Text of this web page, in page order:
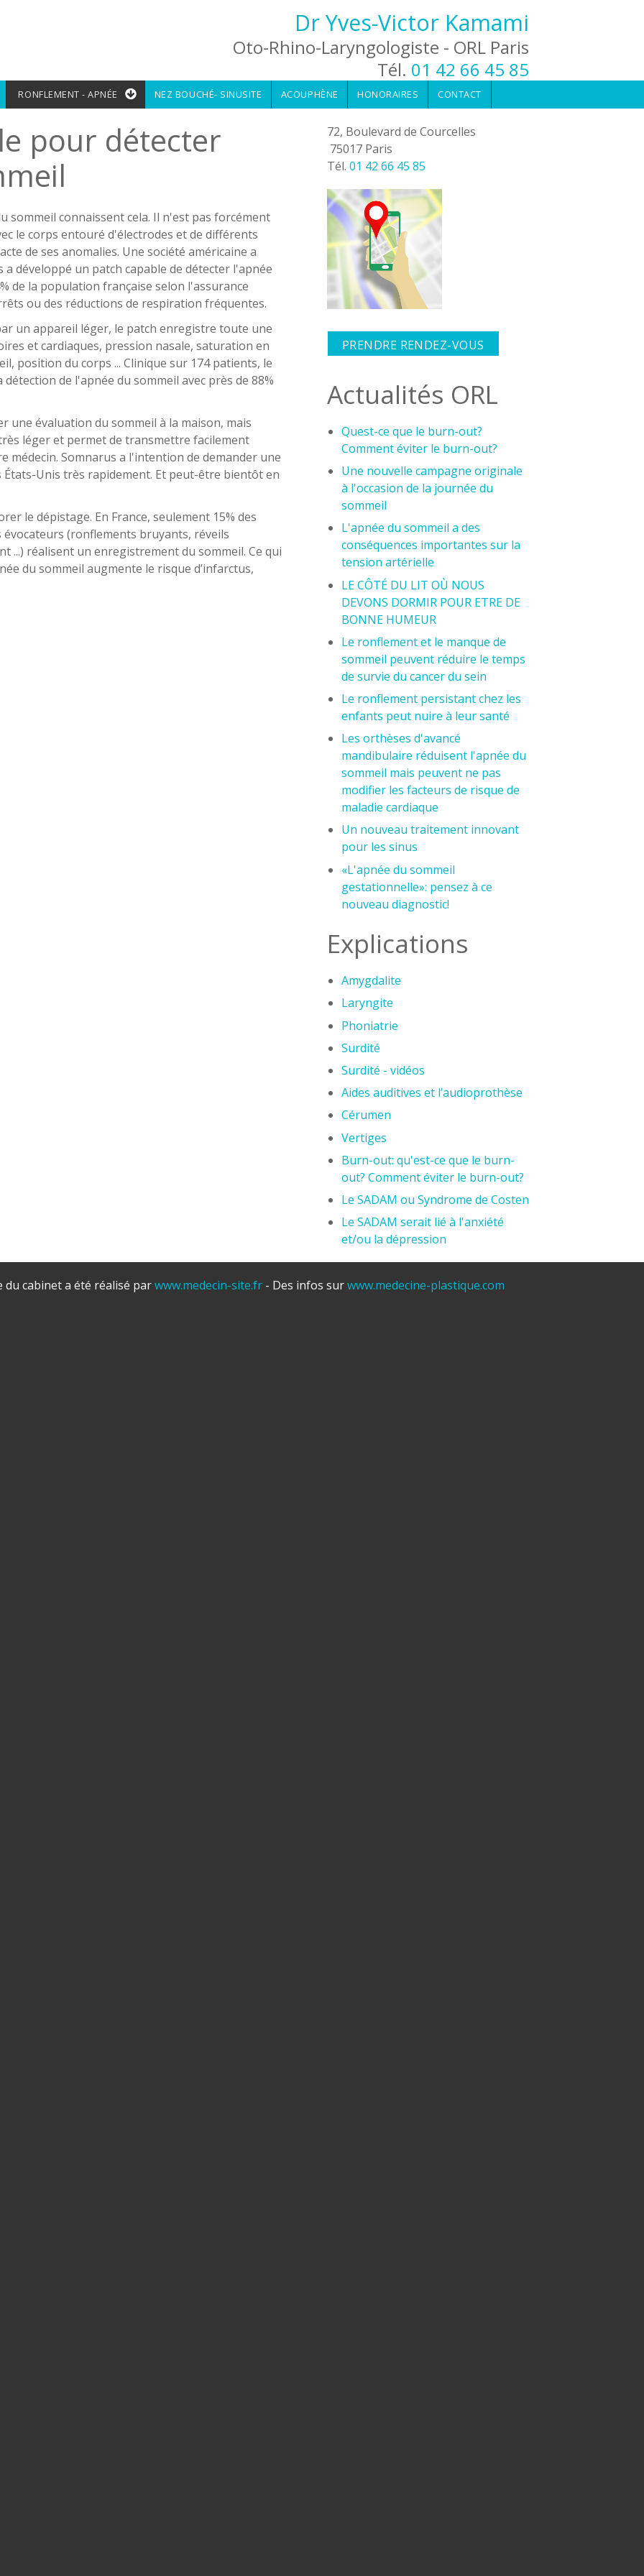
Dr Yves-Victor Kamami
Oto-Rhino-Laryngologiste - ORL Paris
Tél. 01 42 66 45 85
RONFLEMENT - APNÉE NEZ BOUCHÉ- SINUSITE ACOUPHÈNE HONORAIRES CONTACT
pour détecter
sommeil connaissent cela. Il n'est pas forcément
le corps entouré d'électrodes et de différents
de ses anomalies. Une société américaine a
développé un patch capable de détecter l'apnée
de la population française selon l'assurance
ou des réductions de respiration fréquentes.
un appareil léger, le patch enregistre toute une
et cardiaques, pression nasale, saturation en
position du corps ... Clinique sur 174 patients, le
de l'apnée du sommeil avec près de 88%
une évaluation du sommeil à la maison, mais
léger et permet de transmettre facilement
médecin. Somnarus a l'intention de demander une
Unis très rapidement. Et peut-être bientôt en
le dépistage. En France, seulement 15% des
(ronflements bruyants, réveils
...) réalisent un enregistrement du sommeil. Ce qui
du sommeil augmente le risque d’infarctus,
72, Boulevard de Courcelles
75017 Paris
Tél. 01 42 66 45 85
PRENDRE RENDEZ-VOUS
Actualités ORL
Quest-ce que le burn-out?
Comment éviter le burn-out?
Une nouvelle campagne originale
à l'occasion de la journée du
sommeil
L'apnée du sommeil a des
conséquences importantes sur la
tension artérielle
LE CÔTÉ DU LIT OÙ NOUS
DEVONS DORMIR POUR ETRE DE
BONNE HUMEUR
Le ronflement et le manque de
sommeil peuvent réduire le temps
de survie du cancer du sein
Le ronflement persistant chez les
enfants peut nuire à leur santé
Les orthèses d'avancé
mandibulaire réduisent l'apnée du
sommeil mais peuvent ne pas
modifier les facteurs de risque de
maladie cardiaque
Un nouveau traitement innovant
pour les sinus
«L'apnée du sommeil
gestationnelle»: pensez à ce
nouveau diagnostic!
Explications
Amygdalite
Laryngite
Phoniatrie
Surdité
Surdité - vidéos
Aides auditives et l’audioprothèse
Cérumen
Vertiges
Burn-out: qu'est-ce que le burn-
out? Comment éviter le burn-out?
Le SADAM ou Syndrome de Costen
Le SADAM serait lié à l'anxiété
et/ou la dépression
du cabinet a été réalisé parwww.medecin-site.fr - Des infos surwww.medecine-plastique.com